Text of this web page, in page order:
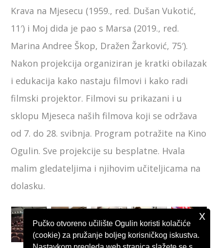
Krava na Mjesecu (1959., red. Dušan Vukotić,
11′) i Moj dida je pao s Marsa (2019., red.
Marina Andree Škop, Dražen Žarković, 75′).
Nakon projekcija organiziran je kratki obilazak
i edukacija kako nastaju filmovi i kako radi
filmski projektor. Filmovi su prikazani i u
sklopu Mjeseca naših filmova koji se održava
od 7. do 28. svibnja. Program potražite na Kino
Ogulin. Sve projekcije su besplatne. Hvala
malim gledateljima i njihovim učiteljicama na
dolasku.
Pučko otvoreno učilište Ogulin koristi kolačiće
(cookie) za pružanje boljeg korisničkog iskustva.
x